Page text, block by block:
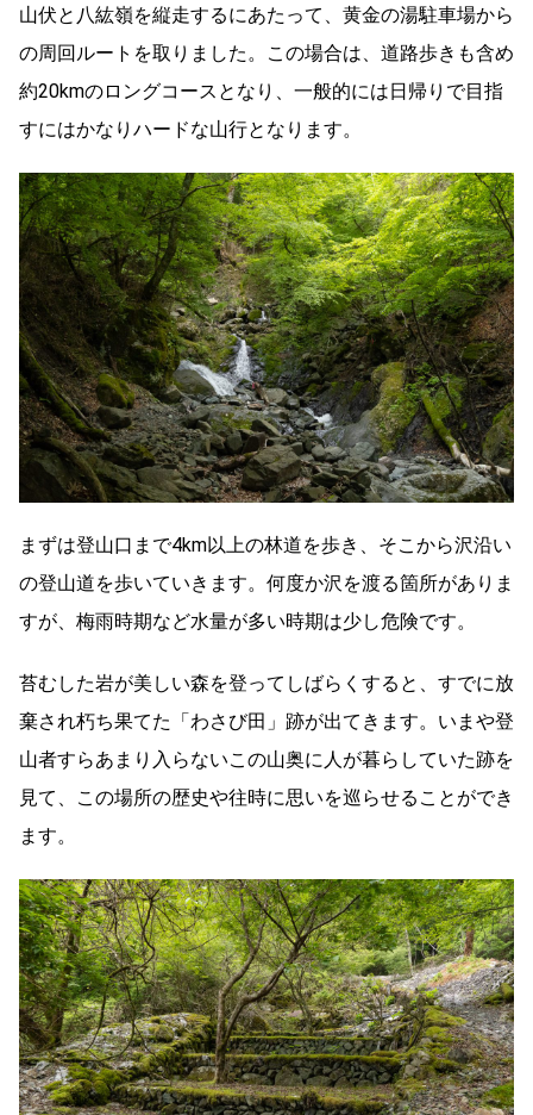
山伏と八紘嶺を縦走するにあたって、黄金の湯駐車場から
の周回ルートを取りました。この場合は、道路歩きも含め
約20kmのロングコースとなり、一般的には日帰りで目指
すにはかなりハードな山行となります。
まずは登山口まで4km以上の林道を歩き、そこから沢沿い
の登山道を歩いていきます。何度か沢を渡る箇所がありま
すが、梅雨時期など水量が多い時期は少し危険です。
苔むした岩が美しい森を登ってしばらくすると、すでに放
棄され朽ち果てた「わさび田」跡が出てきます。いまや登
山者すらあまり入らないこの山奥に人が暮らしていた跡を
見て、この場所の歴史や往時に思いを巡らせることができ
ます。